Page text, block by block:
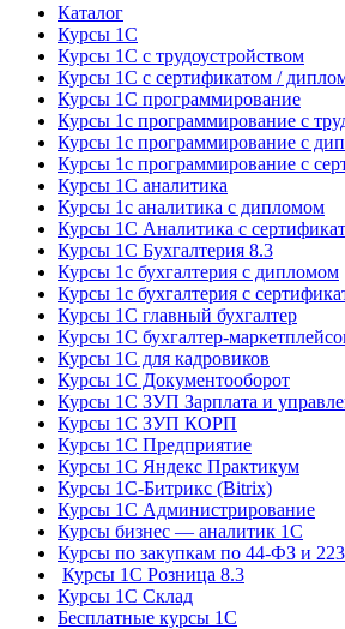
Каталог
Курсы 1С
Курсы 1С с трудоустройством
Курсы 1С с сертификатом /
Курсы 1С программирование
Курсы 1с программирование с
Курсы 1с программирование с
Курсы 1с программирование с
Курсы 1С аналитика
Курсы 1с аналитика с дипломом
Курсы 1С Аналитика с
Курсы 1С Бухгалтерия 8.3
Курсы 1с бухгалтерия с дипломом
Курсы 1с бухгалтерия с
Курсы 1С главный бухгалтер
Курсы 1С бухгалтер-
Курсы 1С для кадровиков
Курсы 1С Документооборот
Курсы 1С ЗУП Зарплата и
Курсы 1С ЗУП КОРП
Курсы 1С Предприятие
Курсы 1С Яндекс Практикум
Курсы 1С-Битрикс (Bitrix)
Курсы 1С Администрирование
Курсы бизнес — аналитик 1С
Курсы по закупкам по 44‑ФЗ и
Курсы 1С Розница 8.3
Курсы 1С Склад
Бесплатные курсы 1С